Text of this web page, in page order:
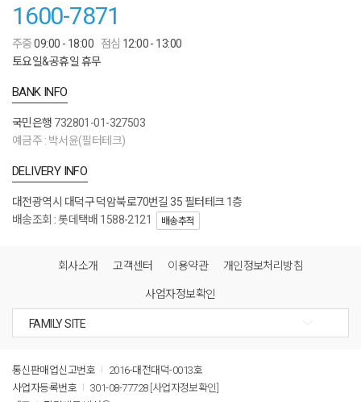
1600-7871
주중09:00 - 18:00 점심 12:00 - 13:00
토요일&공휴일 휴무
BANK INFO
국민은행 732801-01-327503
예금주 : 박서윤(필터테크)
DELIVERY INFO
대전광역시 대덕구 덕암북로70번길 35 필터테크 1층
배송조회 : 롯데택배 1588-2121
배송추적
회사소개 고객센터 이용약관 개인정보처리방침
사업자정보확인
통신판매업신고번호
2016-대전대덕-0013호
사업자등록번호
301-08-77728 [사업자정보확인]